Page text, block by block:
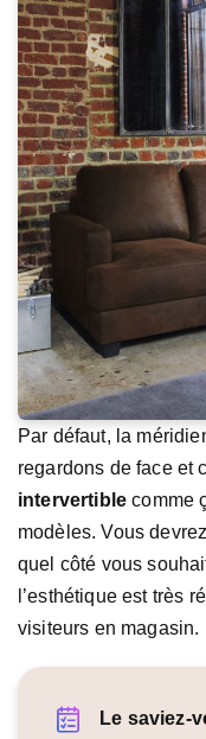
Par défaut, la
regardons de face et
intervertible comme
modèles. Vous
quel côté vous
l’esthétique est très
visiteurs en magasin.
Le saviez-